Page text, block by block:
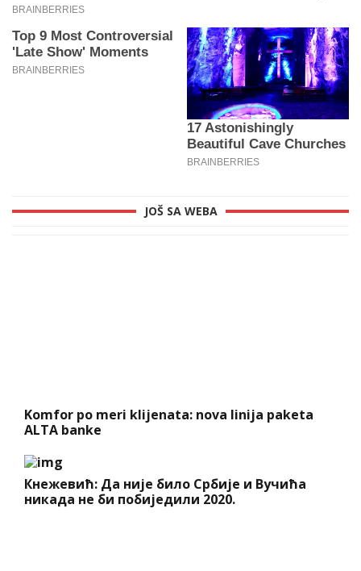
JOŠ SA WEBA
Komfor po meri klijenata: nova linija paketa
ALTA banke
Кнежевић: Да није било Србије и Вучића
никада не би побиједили 2020.